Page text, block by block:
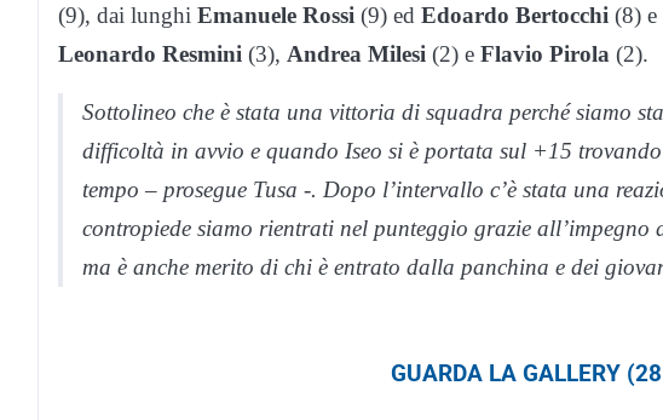
(9), dai lunghi Emanuele Rossi (9) ed Edoardo Bertocchi (8)
Leonardo Resmini (3), Andrea Milesi (2) e Flavio Pirola (2).
Sottolineo che è stata una vittoria di squadra perché siamo
difficoltà in avvio e quando Iseo si è portata sul +15
tempo – prosegue Tusa -. Dopo l’intervallo c’è stata una
contropiede siamo rientrati nel punteggio grazie
ma è anche merito di chi è entrato dalla panchina e dei
GUARDA LA GALLERY